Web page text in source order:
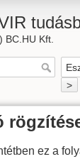
BC.HU Kft.
>
ez a